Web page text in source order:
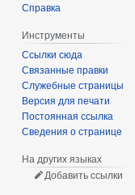
Справка
Инструменты
Ссылки сюда
Связанные правки
Служебные страницы
Версия для печати
Постоянная ссылка
Сведения о странице
На других языках
Добавить ссылки